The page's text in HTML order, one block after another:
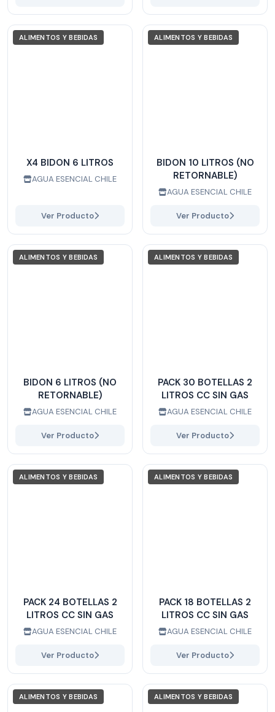
ALIMENTOS Y BEBIDAS
X4 BIDON 6 LITROS
AGUA ESENCIAL CHILE
Ver Producto
ALIMENTOS Y BEBIDAS
BIDON 10 LITROS (NO
RETORNABLE)
AGUA ESENCIAL CHILE
Ver Producto
ALIMENTOS Y BEBIDAS
BIDON 6 LITROS (NO
RETORNABLE)
AGUA ESENCIAL CHILE
Ver Producto
ALIMENTOS Y BEBIDAS
PACK 30 BOTELLAS 2
LITROS CC SIN GAS
AGUA ESENCIAL CHILE
Ver Producto
ALIMENTOS Y BEBIDAS
PACK 24 BOTELLAS 2
LITROS CC SIN GAS
AGUA ESENCIAL CHILE
Ver Producto
ALIMENTOS Y BEBIDAS
PACK 18 BOTELLAS 2
LITROS CC SIN GAS
AGUA ESENCIAL CHILE
Ver Producto
ALIMENTOS Y BEBIDAS ALIMENTOS Y BEBIDAS